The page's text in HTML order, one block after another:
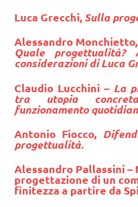
Luca Grecchi, Sulla
Alessandro Monchietto,
Quale
considerazioni di Luca
Claudio Lucchini – La
tra utopia
funzionamento
Antonio Fiocco,
progettualità.
Alessandro Pallassini
progettazione di un
finitezza a partire da